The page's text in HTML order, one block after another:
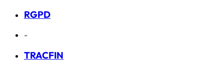
RGPD
-
TRACFIN